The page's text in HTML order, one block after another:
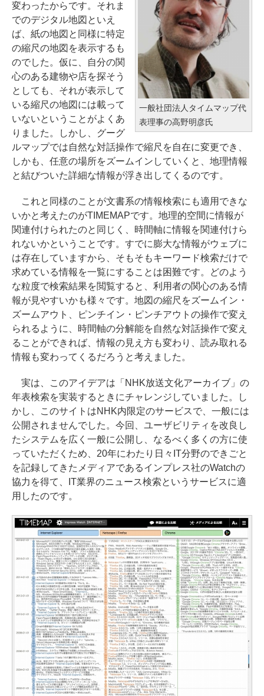
一般社団法人タイムマップ代
表理事の高野明彦氏
変わったからです。それま
でのデジタル地図といえ
ば、紙の地図と同様に特定
の縮尺の地図を表示するも
のでした。仮に、自分の関
心のある建物や店を探そう
としても、それが表示して
いる縮尺の地図には載って
いないということがよくあ
りました。しかし、グーグ
ルマップでは自然な対話操作で縮尺を自在に変更でき、
しかも、任意の場所をズームインしていくと、地理情報
と結びついた詳細な情報が浮き出してくるのです。
これと同様のことが文書系の情報検索にも適用できな
いかと考えたのがTIMEMAPです。地理的空間に情報が
関連付けられたのと同じく、時間軸に情報を関連付けら
れないかということです。すでに膨大な情報がウェブに
は存在していますから、そもそもキーワード検索だけで
求めている情報を一覧にすることは困難です。どのよう
な粒度で検索結果を閲覧すると、利用者の関心のある情
報が見やすいかも様々です。地図の縮尺をズームイン・
ズームアウト、ピンチイン・ピンチアウトの操作で変え
られるように、時間軸の分解能を自然な対話操作で変え
ることができれば、情報の見え方も変わり、読み取れる
情報も変わってくるだろうと考えました。
実は、このアイデアは「NHK放送文化アーカイブ」の
年表検索を実装するときにチャレンジしていました。し
かし、このサイトはNHK内限定のサービスで、一般には
公開されませんでした。今回、ユーザビリティを改良し
たシステムを広く一般に公開し、なるべく多くの方に使
っていただくため、20年にわたり日々IT分野のできごと
を記録してきたメディアであるインプレス社のWatchの
協力を得て、IT業界のニュース検索というサービスに適
用したのです。